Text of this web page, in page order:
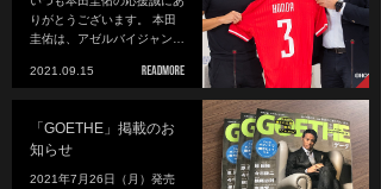
りがとうございます。 本田
圭佑は、アゼルバイジャン…
2021.09.15
「GOETHE」掲載のお
知らせ
2021年7月26日（月）発売